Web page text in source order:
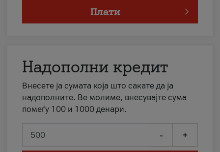
Плати
Надополни кредит
Внесете ја сумата која што сакате да ја
надополните. Ве молиме, внесувајте сума
помеѓу 100 и 1000 денари.
- +